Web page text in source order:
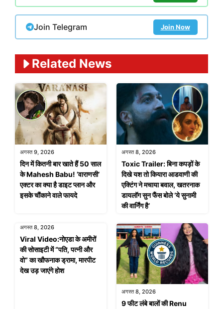
Join Telegram Join Now
Related News
अगस्त 9, 2026
दिन में कितनी बार खाते हैं 50 साल
के Mahesh Babu! ‘वाराणसी’
एक्टर का क्या है डाइट प्लान और
इसके चौंकाने वाले फायदे
अगस्त 8, 2026
Toxic Trailer: बिना कपड़ों के
दिखे यश तो कियारा आडवाणी की
एक्टिंग ने मचाया बवाल, खतरनाक
डायलॉग सुन फैंस बोले ‘ये सुनामी
की वार्निंग है’
अगस्त 8, 2026
Viral Video:नोएडा के अमीरों
की सोसाइटी में “पति, पत्नी और
वो” का खौफनाक ड्रामा, मारपीट
देख उड़ जाएंगे होश
अगस्त 8, 2026
9 फीट लंबे बालों की Renu